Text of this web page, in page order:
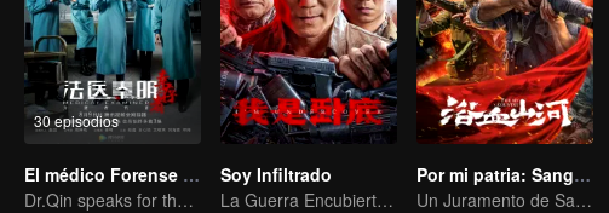
30 episodios
El médico Forense Dr. Qin: Supervivientes
Dr.Qin speaks for the dead.
Soy Infiltrado
La Guerra Encubierta de Collin Chou
Por mi patria: Sangre y honor
Un Juramento de Sangre para Defender la Patria